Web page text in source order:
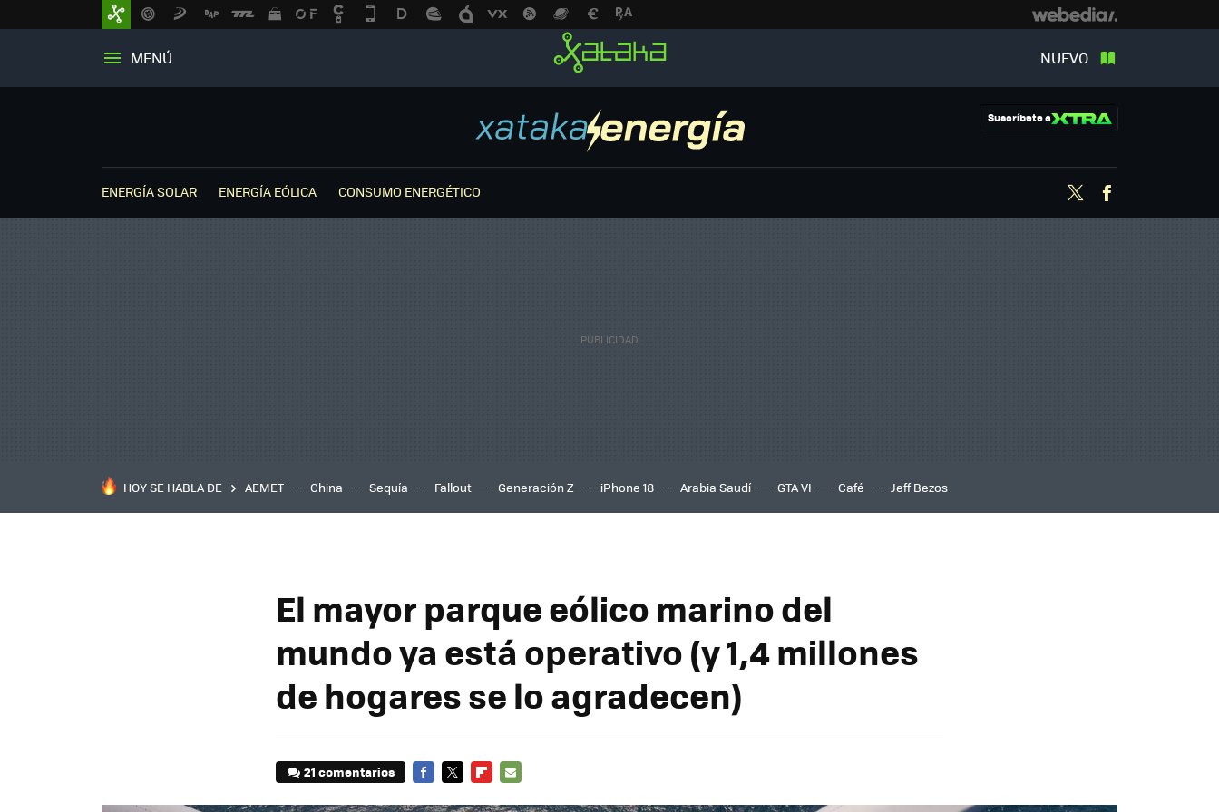
MENÚ NUEVO
Suscríbete a
ENERGÍA SOLAR ENERGÍA EÓLICA CONSUMO ENERGÉTICO Twitter
HOY SE HABLA DE AEMET China Sequía Fallout Generación Z iPhone 18 Arabia Saudí GTA VI Café Jeff Bezos
El mayor parque eólico marino del
mundo ya está operativo (y 1,4 millones
de hogares se lo agradecen)
21 comentarios